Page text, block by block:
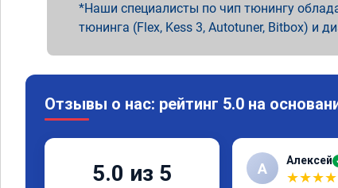
Наши специалисты по чип тюнингу
тюнинга (Flex, Kess 3, Autotuner, Bitbox) и
Отзывы о нас: рейтинг 5.0 на
5.0 из 5 А Алексей
★★★★